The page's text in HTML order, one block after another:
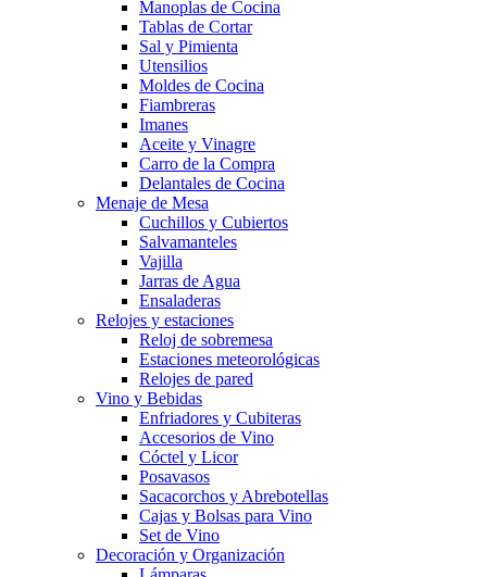
Manoplas de Cocina
Tablas de Cortar
Sal y Pimienta
Utensilios
Moldes de Cocina
Fiambreras
Imanes
Aceite y Vinagre
Carro de la Compra
Delantales de Cocina
Menaje de Mesa
Cuchillos y Cubiertos
Salvamanteles
Vajilla
Jarras de Agua
Ensaladeras
Relojes y estaciones
Reloj de sobremesa
Estaciones meteorológicas
Relojes de pared
Vino y Bebidas
Enfriadores y Cubiteras
Accesorios de Vino
Cóctel y Licor
Posavasos
Sacacorchos y Abrebotellas
Cajas y Bolsas para Vino
Set de Vino
Decoración y Organización